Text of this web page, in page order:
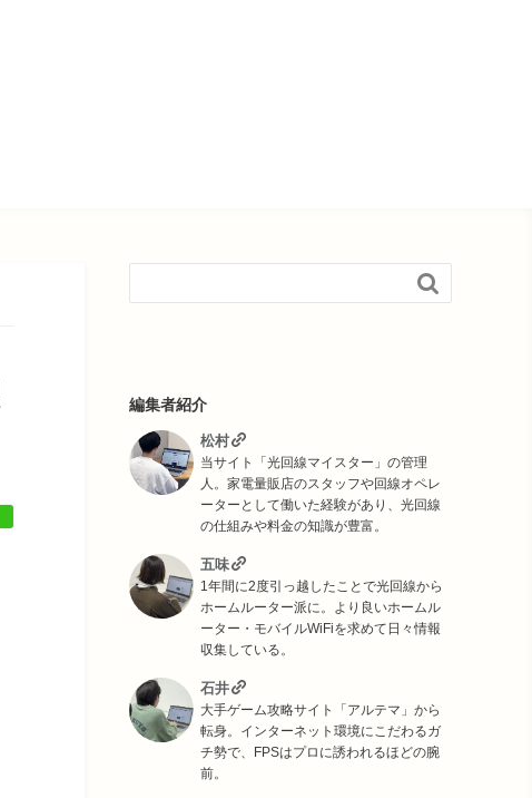

編集者紹介
松村
当サイト「光回線マイスター」の管理
人。家電量販店のスタッフや回線オペレ
ーターとして働いた経験があり、光回線
の仕組みや料金の知識が豊富。
五味
1年間に2度引っ越したことで光回線から
ホームルーター派に。より良いホームル
ーター・モバイルWiFiを求めて日々情報
収集している。
石井
大手ゲーム攻略サイト「アルテマ」から
転身。インターネット環境にこだわるガ
チ勢で、FPSはプロに誘われるほどの腕
前。